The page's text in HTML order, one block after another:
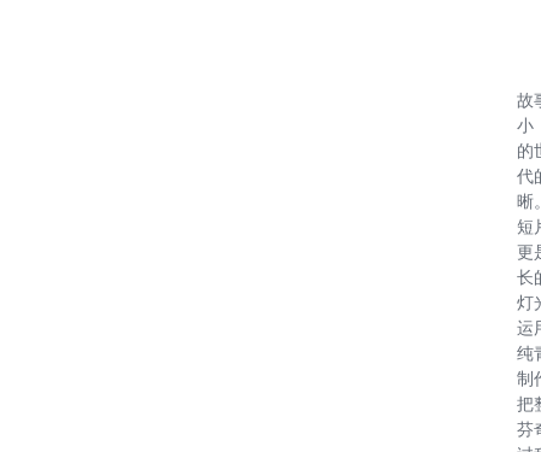
故
小
的
代
晰
短
更
长
灯
运
纯
制
把
芬